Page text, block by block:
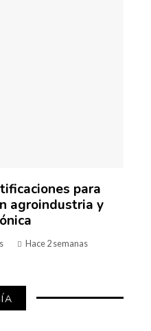
para
agroindustria y
Hace 2 semanas